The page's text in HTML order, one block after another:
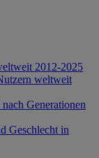
2012-2025
weltweit
Generationen
Geschlecht in